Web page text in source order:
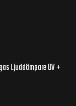
Ljuddämpare OV +